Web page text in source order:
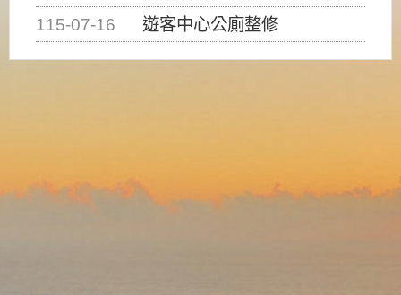
115-07-16
遊客中心公廁整修